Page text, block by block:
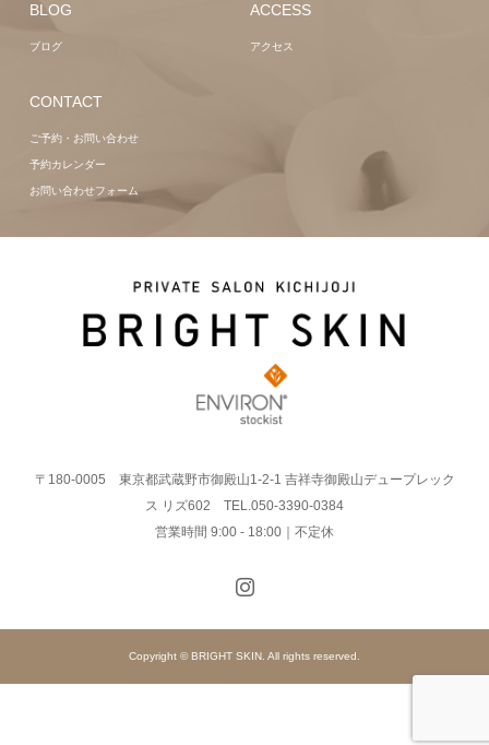
BLOG
ブログ
ACCESS
アクセス
CONTACT
ご予約・お問い合わせ
予約カレンダー
お問い合わせフォーム
〒180-0005 東京都武蔵野市御殿山1-2-1 吉祥寺御殿山デュープレック
ス リズ602 TEL.050-3390-0384
営業時間 9:00 - 18:00｜不定休
Copyright © BRIGHT SKIN. All rights reserved.